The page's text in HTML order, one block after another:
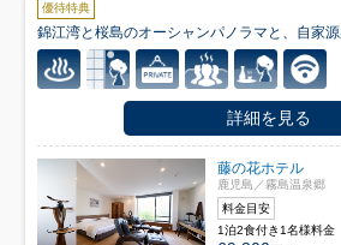
優待特典
錦江湾と桜島のオーシャンパノラマと、自家
詳細を見る
藤の花ホテル
鹿児島／霧島温泉郷
料金目安
1泊2食付き1名様料金